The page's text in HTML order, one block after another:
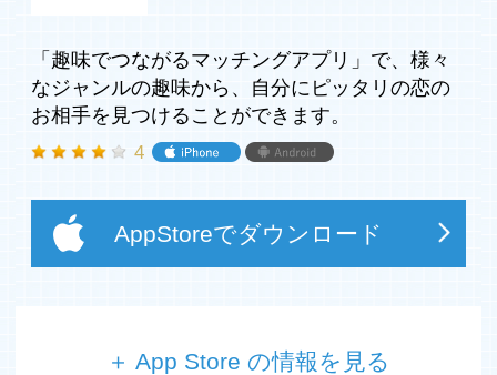
「趣味でつながるマッチングアプリ」で、様々
なジャンルの趣味から、自分にピッタリの恋の
お相手を見つけることができます。
4
AppStoreでダウンロード
＋ App Store の情報を見る